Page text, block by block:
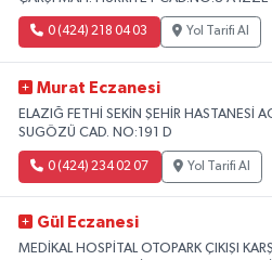
0 (424) 218 04 03 Yol Tarifi Al
Murat Eczanesi
ELAZIĞ FETHİ SEKİN ŞEHİR HASTANESİ
SUGÖZÜ CAD. NO:191 D
0 (424) 234 02 07 Yol Tarifi Al
Gül Eczanesi
MEDİKAL HOSPİTAL OTOPARK ÇIKIŞI